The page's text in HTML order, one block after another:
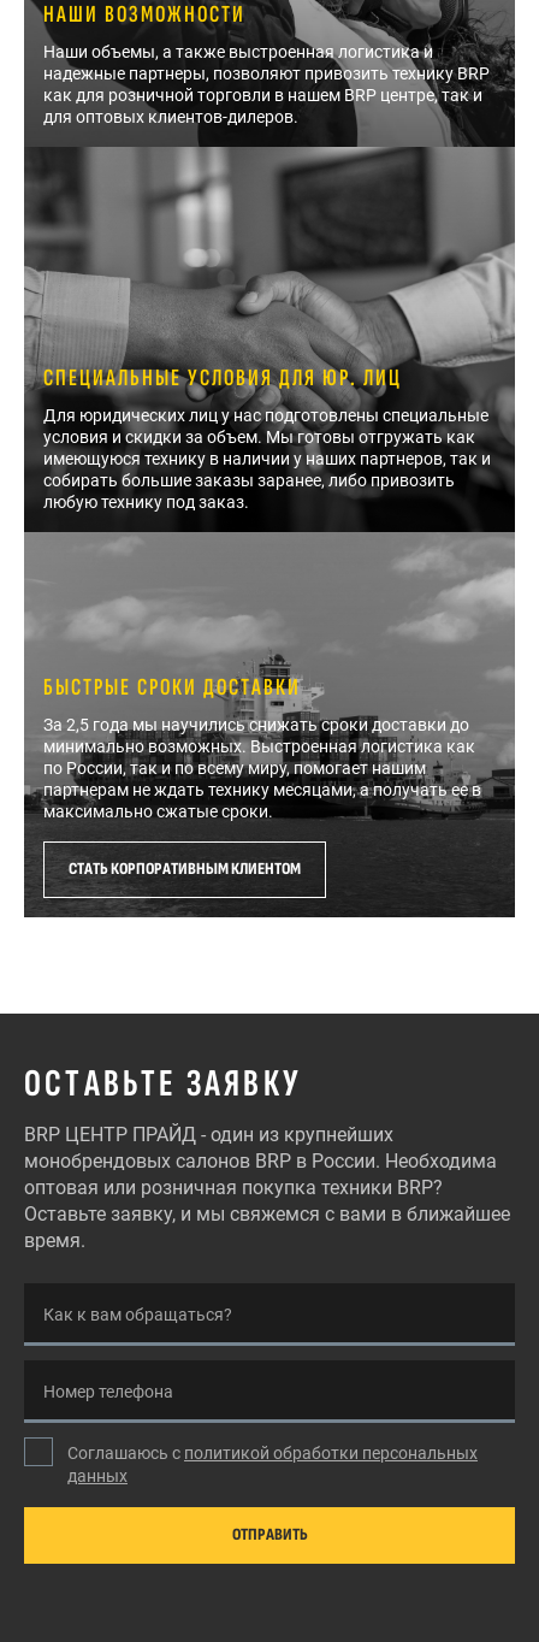
НАШИ ВОЗМОЖНОСТИ
Наши объемы, а также выстроенная логистика и
надежные партнеры, позволяют привозить технику BRP
как для розничной торговли в нашем BRP центре, так и
для оптовых клиентов-дилеров.
СПЕЦИАЛЬНЫЕ УСЛОВИЯ ДЛЯ ЮР. ЛИЦ
Для юридических лиц у нас подготовлены специальные
условия и скидки за объем. Мы готовы отгружать как
имеющуюся технику в наличии у наших партнеров, так и
собирать большие заказы заранее, либо привозить
любую технику под заказ.
БЫСТРЫЕ СРОКИ ДОСТАВКИ
За 2,5 года мы научились снижать сроки доставки до
минимально возможных. Выстроенная логистика как
по России, так и по всему миру, помогает нашим
партнерам не ждать технику месяцами, а получать ее в
максимально сжатые сроки.
СТАТЬ КОРПОРАТИВНЫМ КЛИЕНТОМ
ОСТАВЬТЕ ЗАЯВКУ
BRP ЦЕНТР ПРАЙД - один из крупнейших
монобрендовых салонов BRP в России. Необходима
оптовая или розничная покупка техники BRP?
Оставьте заявку, и мы свяжемся с вами в ближайшее
время.
Как к вам обращаться?
Номер телефона
Соглашаюсь с политикой обработки персональных
данных
ОТПРАВИТЬ